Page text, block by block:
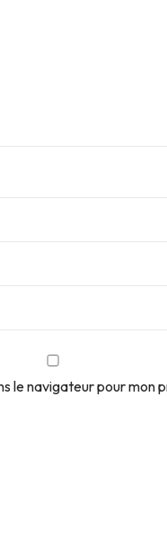
le navigateur pour mon